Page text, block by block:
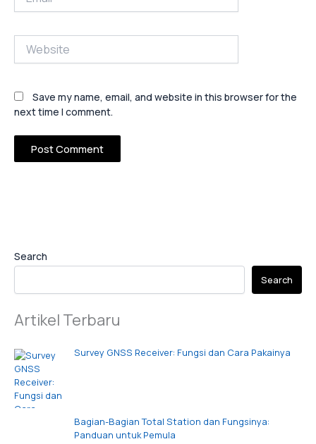
Search
Search
Artikel Terbaru
Survey GNSS Receiver: Fungsi dan Cara Pakainya
Bagian-Bagian Total Station dan Fungsinya:
Panduan untuk Pemula
Save my name, email, and website in this browser for the
next time I comment.